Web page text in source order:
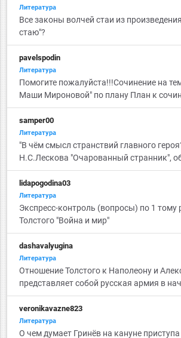
Литература
Все законы волчей стаи из
стаю"?
pavelspodin
Литература
Помогите пожалуйста!!!Сочинение на
Маши Мироновой" по плану План к
samper00
Литература
"В чём смысл странствий главного
Н.С.Лескова "Очарованный странник",
lidapogodina03
Литература
Экспресс-контроль (вопросы) по 1
Толстого "Война и мир"
dashavalyugina
Литература
Отношение Толстого к Наполеону и
представляет собой русская армия в
veronikavazne823
Литература
О чем думает Гринёв на кануне приступа